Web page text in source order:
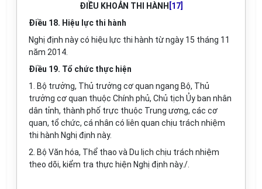
ĐIỀU KHOẢN THI HÀNH [17]
Điều 18. Hiệu lực thi hành
Nghị định này có hiệu lực thi hành từ ngày 15 tháng 11
năm 2014.
Điều 19. Tổ chức thực hiện
1. Bộ trưởng, Thủ trưởng cơ quan ngang Bộ, Thủ
trưởng cơ quan thuộc Chính phủ, Chủ tịch Ủy ban nhân
dân tỉnh, thành phố trực thuộc Trung ương, các cơ
quan, tổ chức, cá nhân có liên quan chịu trách nhiệm
thi hành Nghị định này.
2. Bộ Văn hóa, Thể thao và Du lịch chịu trách nhiệm
theo dõi, kiểm tra thực hiện Nghị định này./.